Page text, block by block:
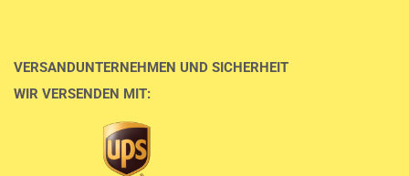
VERSANDUNTERNEHMEN UND SICHERHEIT
WIR VERSENDEN MIT: